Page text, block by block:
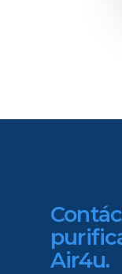
Air4u.